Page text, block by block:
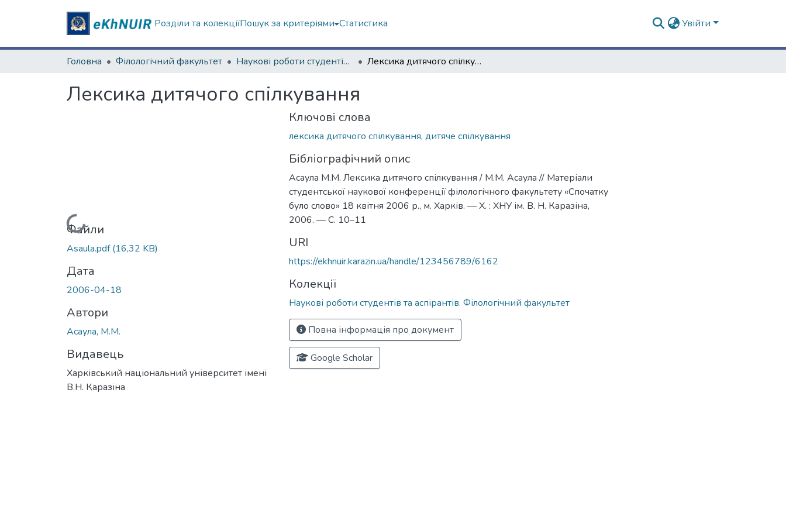
Розділи та колекціїПошук за критеріями Статистика Увійти
Головна Філологічний факультет Наукові роботи студентів та аспірантів. Філологічний факультет Лексика дитячого спілкування
Лексика дитячого спілкування
Вантажиться...
Файли
Asaula.pdf(16,32 KB)
Дата
2006-04-18
Автори
Асаула, М.М.
Видавець
Харківський національний університет імені
В.Н. Каразіна
Ключові слова
лексика дитячого спілкування, дитяче спілкування
Бібліографічний опис
Асаула М.М. Лексика дитячого спілкування / М.М. Асаула // Матеріали
студентської наукової конференції філологічного факультету «Спочатку
було слово» 18 квітня 2006 р., м. Харків. — Х. : ХНУ ім. В. Н. Каразіна,
2006. — С. 10–11
URI
https://ekhnuir.karazin.ua/handle/123456789/6162
Колекції
Наукові роботи студентів та аспірантів. Філологічний факультет
Повна інформація про документ
Google Scholar